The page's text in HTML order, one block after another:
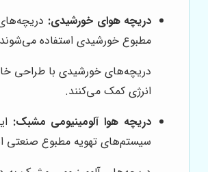
دریچه هوای خورشیدی:
مطبوع خورشیدی استفاده
دریچه‌های خورشیدی با طراحی
انرژی کمک می‌کنند.
دریچه هوا آلومینیومی مشبک:
سیستم‌های تهویه مطبوع صنعتی